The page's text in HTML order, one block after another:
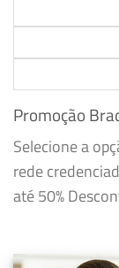
Promoção
Selecione a
rede
até 50%